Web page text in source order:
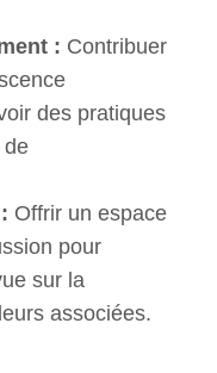
: Contribuer
des pratiques
de
Offrir un espace
pour
sur la
associées.